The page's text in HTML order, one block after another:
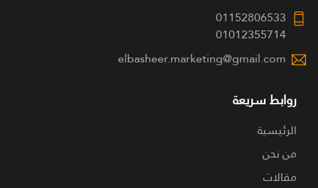
01152806533
01012355714
elbasheer.marketing@gmail.com
روابط سريعة
الرئيسية
من نحن
مقالات